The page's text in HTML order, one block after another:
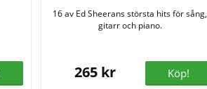
16 av Ed Sheerans största hits för sång,
gitarr och piano.
265 kr Köp!